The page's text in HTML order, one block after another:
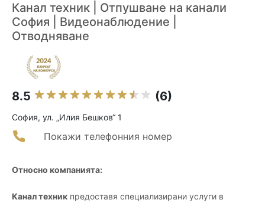
Канал техник | Отпушване на канали
София | Видеонаблюдение |
Отводняване
8.5 (6)
София, ул. „Илия Бешков“ 1
Покажи телефонния номер
Относно компанията:
Канал техник предоставя специализирани услуги в